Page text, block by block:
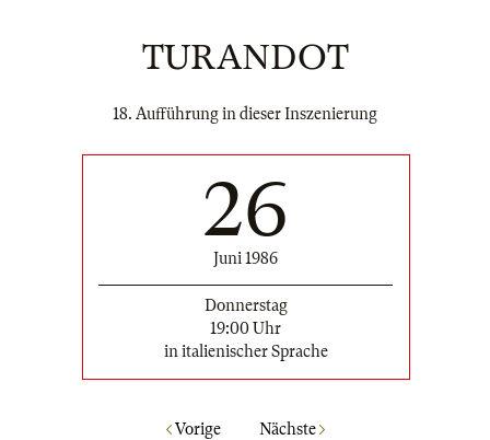
TURANDOT
18. Aufführung in dieser Inszenierung
26
Juni 1986
Donnerstag
19:00 Uhr
in italienischer Sprache
Vorige Nächste